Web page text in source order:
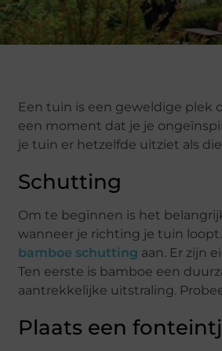
Een tuin is een geweldige plek
een moment dat je je
je tuin er hetzelfde uitziet als
Schutting
Om te beginnen is het
wanneer je richting je tuin
bamboe schutting aan. Er zijn
Ten eerste is bamboe een
aantrekkelijke uitstraling.
Plaats een